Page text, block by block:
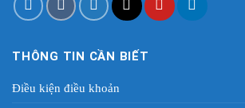
THÔNG TIN CẦN BIẾT
Điều kiện điều khoản